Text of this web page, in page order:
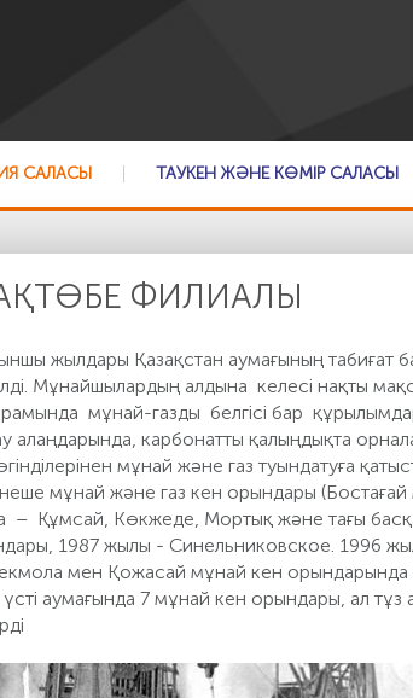
САЛАСЫ ТАУКЕН ЖӘНЕ КӨМІР САЛАСЫ
ФИЛИАЛЫ
жылдары Қазақстан аумағының табиғат
Мұнайшылардың алдына келесі нақты
мұнай-газды белгісі бар
карбонатты қалыңдықта
мұнай және газ туындатуға
мұнай және газ кен орындары
– Құмсай, Көкжеде, Мортық және тағы
1987 жылы - Синельниковское. 1996
мен Қожасай мұнай кен орындарында
аумағында 7 мұнай кен орындары, ал